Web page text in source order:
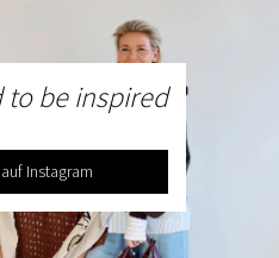
to be inspired
Instagram